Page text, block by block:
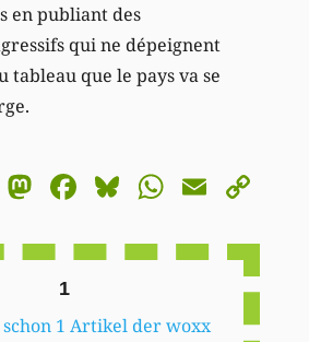
en publiant des
qui ne dépeignent
tableau que le pays va se
Mastodon
Facebook
BlueskyEmail
1
schon 1 Artikel der woxx